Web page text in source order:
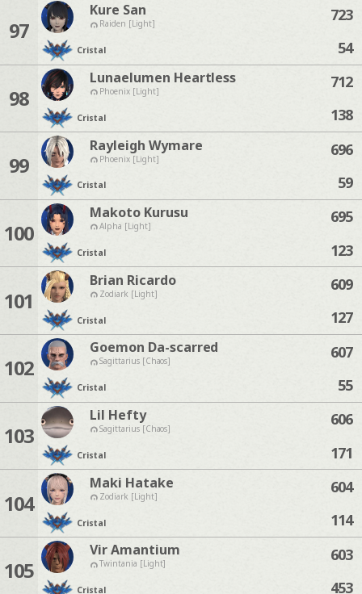
97
Kure San
Raiden [Light]
Cristal
723
54
98
Lunaelumen Heartless
Phoenix [Light]
Cristal
712
138
99
Rayleigh Wymare
Phoenix [Light]
Cristal
696
59
100
Makoto Kurusu
Alpha [Light]
Cristal
695
123
101
Brian Ricardo
Zodiark [Light]
Cristal
609
127
102
Goemon Da-scarred
Sagittarius [Chaos]
Cristal
607
55
103
Lil Hefty
Sagittarius [Chaos]
Cristal
606
171
104
Maki Hatake
Zodiark [Light]
Cristal
604
114
105
Vir Amantium
Twintania [Light]
Cristal
603
453